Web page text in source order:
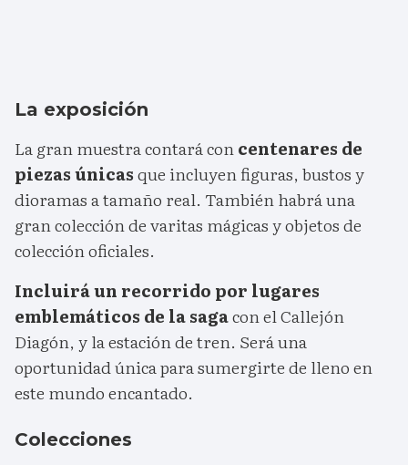
La exposición
La gran muestra contará concentenares de
piezas únicasque incluyen figuras, bustos y
dioramas a tamaño real. También habrá una
gran colección de varitas mágicas y objetos de
colección oficiales.
Incluirá un recorrido por lugares
emblemáticos de la sagacon el Callejón
Diagón, y la estación de tren. Será una
oportunidad única para sumergirte de lleno en
este mundo encantado.
Colecciones